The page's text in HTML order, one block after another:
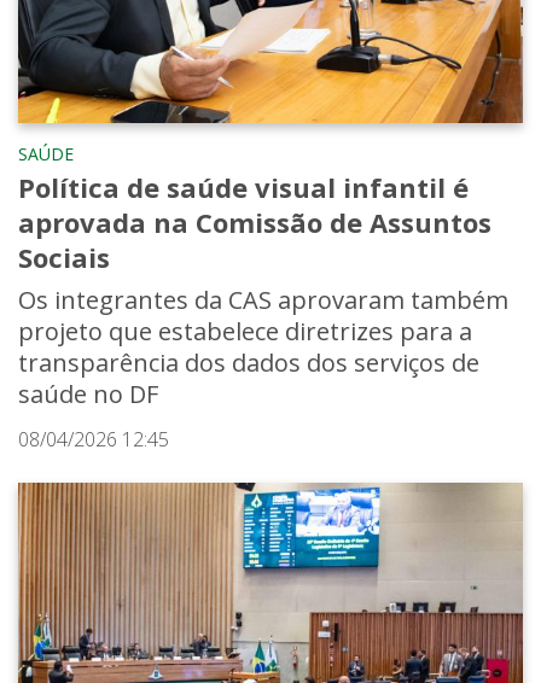
SAÚDE
Política de saúde visual infantil é
aprovada na Comissão de Assuntos
Sociais
Os integrantes da CAS aprovaram também
projeto que estabelece diretrizes para a
transparência dos dados dos serviços de
saúde no DF
08/04/2026 12:45